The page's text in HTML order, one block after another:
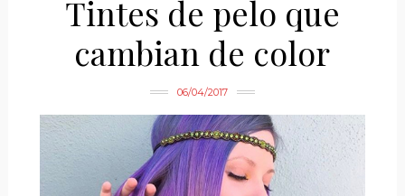
Tintes de pelo que
cambian de color
06/04/2017